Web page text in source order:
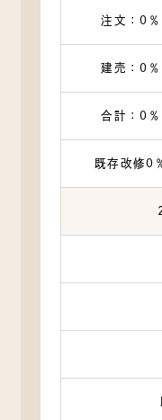
注文：0％
建売：0％
合計：0％
既存改修0